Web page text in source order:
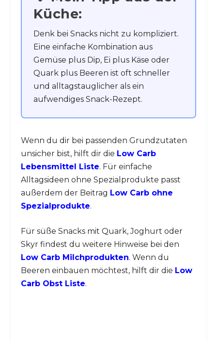
Küche:
Denk bei Snacks nicht zu kompliziert.
Eine einfache Kombination aus
Gemüse plus Dip, Ei plus Käse oder
Quark plus Beeren ist oft schneller
und alltagstauglicher als ein
aufwendiges Snack-Rezept.
Wenn du dir bei passenden Grundzutaten
unsicher bist, hilft dir die Low Carb
Lebensmittel Liste. Für einfache
Alltagsideen ohne Spezialprodukte passt
außerdem der Beitrag Low Carb ohne
Spezialprodukte.
Für süße Snacks mit Quark, Joghurt oder
Skyr findest du weitere Hinweise bei den
Low Carb Milchprodukten. Wenn du
Beeren einbauen möchtest, hilft dir die Low
Carb Obst Liste.